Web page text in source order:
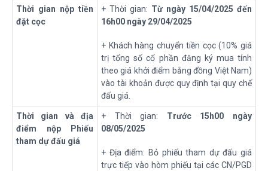
Thời gian nộp tiền
đặt cọc
+ Thời gian: Từ ngày 15/04/2025 đến
16h00 ngày 29/04/2025
+ Khách hàng chuyển tiền cọc (10% giá
trị tổng số cổ phần đăng ký mua tính
theo giá khởi điểm bằng đồng Việt Nam)
vào tài khoản được quy định tại quy chế
đấu giá.
Thời gian và địa
điểm nộp Phiếu
tham dự đấu giá
+ Thời gian: Trước 15h00 ngày
08/05/2025
+ Địa điểm: Bỏ phiếu tham dự đấu giá
trực tiếp vào hòm phiếu tại các CN/PGD